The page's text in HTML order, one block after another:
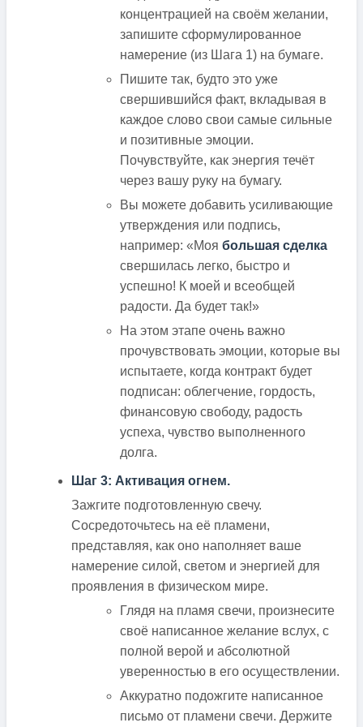
концентрацией на своём желании,
запишите сформулированное
намерение (из Шага 1) на бумаге.
Пишите так, будто это уже
свершившийся факт, вкладывая в
каждое слово свои самые сильные
и позитивные эмоции.
Почувствуйте, как энергия течёт
через вашу руку на бумагу.
Вы можете добавить усиливающие
утверждения или подпись,
например: «Моя большая сделка
свершилась легко, быстро и
успешно! К моей и всеобщей
радости. Да будет так!»
На этом этапе очень важно
прочувствовать эмоции, которые вы
испытаете, когда контракт будет
подписан: облегчение, гордость,
финансовую свободу, радость
успеха, чувство выполненного
долга.
Шаг 3: Активация огнем.
Зажгите подготовленную свечу.
Сосредоточьтесь на её пламени,
представляя, как оно наполняет ваше
намерение силой, светом и энергией для
проявления в физическом мире.
Глядя на пламя свечи, произнесите
своё написанное желание вслух, с
полной верой и абсолютной
уверенностью в его осуществлении.
Аккуратно подожгите написанное
письмо от пламени свечи. Держите